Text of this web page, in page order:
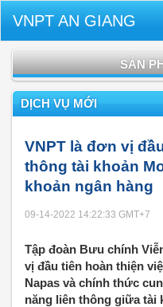
VNPT AN GIANG
SẢN
DỊCH VỤ MỚI
VNPT là đơn vị
thông tài khoản
khoản ngân hàng
09-14-2022 14:22:33 GMT+7
Tập đoàn Bưu chính
vị đầu tiên hoàn thiện
Napas và chính thức
năng liên thông giữa tài